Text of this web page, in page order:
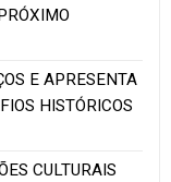
E APRESENTA
HISTÓRICOS
CULTURAIS